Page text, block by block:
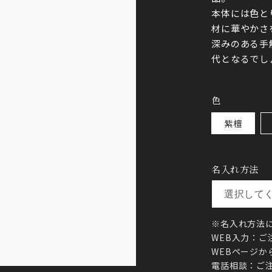
本体には色
材に華やか
深みのある
代となるでし
色
紫檀
名入れ方法
※名入れ方法
WEB入力：ご
WEBページか
電話相談：ご